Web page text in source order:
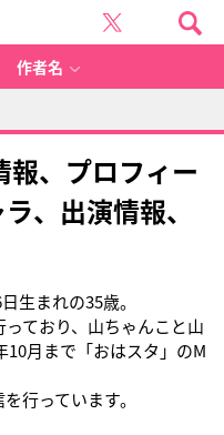
作者名
報、プロフィー
、出演情報、
生まれの35歳。
ており、山ちゃんこと山
月まで「おはスタ」のM
行っています。